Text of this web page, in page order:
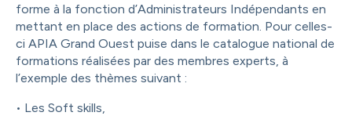
forme à la fonction d’Administrateurs Indépendants en
mettant en place des actions de formation. Pour celles-
ci APIA Grand Ouest puise dans le catalogue national de
formations réalisées par des membres experts, à
l’exemple des thèmes suivant :
• Les Soft skills,